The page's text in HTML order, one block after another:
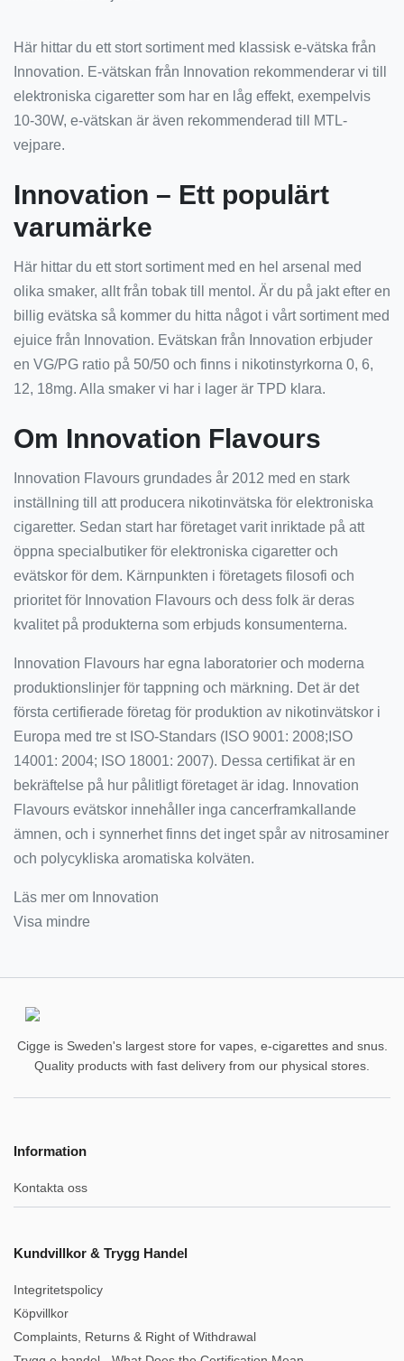
Här hittar du ett stort sortiment med klassisk e-vätska från
Innovation. E-vätskan från Innovation rekommenderar vi till
elektroniska cigaretter som har en låg effekt, exempelvis
10-30W, e-vätskan är även rekommenderad till MTL-
vejpare.
Innovation – Ett populärt
varumärke
Här hittar du ett stort sortiment med en hel arsenal med
olika smaker, allt från tobak till mentol. Är du på jakt efter en
billig evätska så kommer du hitta något i vårt sortiment med
ejuice från Innovation. Evätskan från Innovation erbjuder
en VG/PG ratio på 50/50 och finns i nikotinstyrkorna 0, 6,
12, 18mg. Alla smaker vi har i lager är TPD klara.
Om Innovation Flavours
Innovation Flavours grundades år 2012 med en stark
inställning till att producera nikotinvätska för elektroniska
cigaretter. Sedan start har företaget varit inriktade på att
öppna specialbutiker för elektroniska cigaretter och
evätskor för dem. Kärnpunkten i företagets filosofi och
prioritet för Innovation Flavours och dess folk är deras
kvalitet på produkterna som erbjuds konsumenterna.
Innovation Flavours har egna laboratorier och moderna
produktionslinjer för tappning och märkning. Det är det
första certifierade företag för produktion av nikotinvätskor i
Europa med tre st ISO-Standars (ISO 9001: 2008;ISO
14001: 2004; ISO 18001: 2007). Dessa certifikat är en
bekräftelse på hur pålitligt företaget är idag. Innovation
Flavours evätskor innehåller inga cancerframkallande
ämnen, och i synnerhet finns det inget spår av nitrosaminer
och polycykliska aromatiska kolväten.
Läs mer om Innovation
Visa mindre
Cigge is Sweden's largest store for vapes, e-cigarettes and snus.
Quality products with fast delivery from our physical stores.
Information
Kontakta oss
Kundvillkor & Trygg Handel
Integritetspolicy
Köpvillkor
Complaints, Returns & Right of Withdrawal